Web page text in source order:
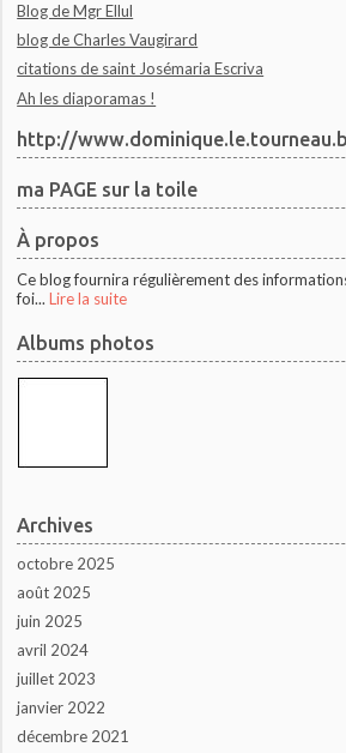
Blog de Mgr Ellul
blog de Charles Vaugirard
citations de saint Josémaria Escriva
Ah les diaporamas !
http://
ma PAGE sur la toile
À propos
Ce blog fournira régulièrement des
foi... Lire la suite
Albums photos
Archives
octobre 2025
août 2025
juin 2025
avril 2024
juillet 2023
janvier 2022
décembre 2021